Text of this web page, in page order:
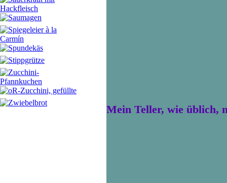
Mein Teller, wie üblich,